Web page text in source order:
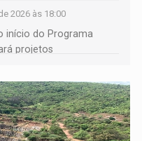
2026 às 18:00
início do Programa
projetos
ser feita até 1º de